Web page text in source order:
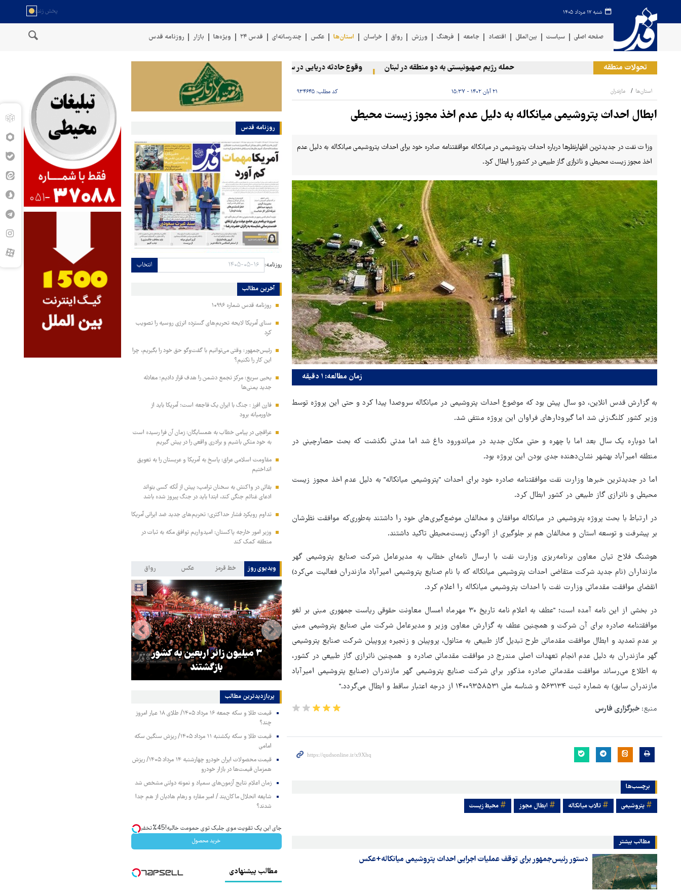
شنبه ۱۷ مرداد ۱۴۰۵
صفحه اصلی سیاست بین‌الملل اقتصاد جامعه فرهنگ ورزش رواق خراسان استان‌ها عکس چندرسانه‌ای قدس ۲۴ ویژه‌ها بازار روزنامه قدس
تحولات منطقه حمله رژیم صهیونیستی به دو منطقه در لبنان وقوع حادثه دریایی در سواحل عمان سخنگوی نیروهای مسلح یمن: کشتی نفتی عربستان را با موشک بالستیک هدف قرار
استان‌ها مازندران ۲۱ آبان ۱۴۰۲ - ۱۵:۳۷ کد مطلب: ۹۳۴۶۴۵
ابطال احداث پتروشیمی میانکاله به دلیل عدم اخذ مجوز زیست محیطی
وزا ت نفت در جدیدترین اظهارنظرها درباره احداث پتروشیمی در میانکاله موافقتنامه صادره خود برای احداث پتروشیمی میانکاله به دلیل عدم
اخذ مجوز زیست محیطی و ناترازی گاز طبیعی در کشور را ابطال کرد.
زمان مطالعه: ۱ دقیقه
به گزارش قدس انلاین،‌ دو سال پیش بود که موضوع احداث پتروشیمی در میانکاله سروصدا پیدا کرد و حتی این پروژه توسط
وزیر کشور کلنگ‌زنی شد اما گیرودارهای فراوان این پروژه منتفی شد.
اما دوباره یک سال بعد اما با چهره و حتی مکان جدید در میاندورود داغ شد اما مدتی نگذشت که بحث حصارچینی در
منطقه امیرآباد بهشهر نشان‌دهنده جدی بودن این پروژه بود.
اما در جدیدترین خبرها وزارت نفت موافقتنامه صادره خود برای احداث "پتروشیمی میانکاله" به دلیل عدم اخذ مجوز زیست
محیطی و ناترازی گاز طبیعی در کشور ابطال کرد.
در ارتباط با بحث پروژه پتروشیمی در میانکاله موافقان و مخالفان موضع‌گیری‌های خود را داشتند به‌طوری‌که موافقت نظرشان
بر پیشرفت و توسعه استان و مخالفان هم بر جلوگیری از آلودگی زیست‌محیطی تاکید داشتند.
هوشنگ فلاح تیان معاون برنامه‌ریزی وزارت نفت با ارسال نامه‌ای خطاب به مدیرعامل شرکت صنایع پتروشیمی گهر
مازنداران (نام جدید شرکت متقاضی احداث پتروشیمی میانکاله که با نام صنایع پتروشیمی امیرآباد مازندران فعالیت می‌کرد)
انقضای موافقت مقدماتی وزارت نفت با احداث پتروشیمی میانکاله را اعلام کرد.
در بخشی از این نامه آمده است؛ "عطف به اعلام نامه تاریخ ۳۰ مهرماه امسال معاونت حقوقی ریاست جمهوری مبنی بر لغو
موافقتنامه صادره برای آن شرکت و همچنین عطف به گزارش معاون وزیر و مدیرعامل شرکت ملی صنایع پتروشیمی مبنی
بر عدم تمدید و ابطال موافقت مقدماتی طرح تبدیل گاز طبیعی به متانول، پروپیلن و زنجیره پروپیلن شرکت صنایع پتروشیمی
گهر مازندران به‌ دلیل عدم انجام تعهدات اصلی مندرج در موافقت مقدماتی صادره و همچنین ناترازی گاز طبیعی در کشور،
به اطلاع می‌رساند موافقت مقدماتی صادره مذکور برای شرکت صنایع پتروشیمی گهر مازندران (صنایع پتروشیمی امیرآباد
مازندران سابق) به شماره ثبت ۵۶۳۱۳۴ و شناسه ملی ۱۴۰۰۹۳۵۸۵۳۱ از درجه اعتبار ساقط و ابطال می‌گردد."
منبع: خبرگزاری فارس
برچسب‌ها
پتروشیمی تالاب میانکاله ابطال مجوز محیط زیست
مطالب بیشتر
دستور رئیس‌جمهور برای توقف عملیات اجرایی احداث پتروشیمی میانکاله+عکس
روزنامه قدس
روزنامه: انتخاب
آخرین مطالب
روزنامه قدس شماره ۱۰۹۹۶
سنای آمریکا لایحه تحریم‌های گسترده انرژی روسیه را تصویب
کرد
رئیس‌جمهور: وقتی می‌توانیم با گفت‌وگو حق خود را بگیریم، چرا
این کار را نکنیم؟
یحیی سریع: مرکز تجمع دشمن را هدف قرار دادیم؛ معادله
جدید یمنی‌ها
فارن افرز : جنگ با ایران یک فاجعه است؛ آمریکا باید از
خاورمیانه برود
عراقچی در پیامی خطاب به همسایگان: زمان آن فرا رسیده است
به خود متکی باشیم و برادری واقعی را در پیش گیریم
مقاومت اسلامی عراق: پاسخ به آمریکا و عربستان را به تعویق
انداختیم
بقائی در واکنش به سخنان ترامپ: پیش از آنکه کسی بتواند
ادعای غنائم جنگی کند، ابتدا باید در جنگ پیروز شده باشد
تداوم رویکرد فشار حداکثری؛ تحریم‌های جدید ضد ایرانی آمریکا
وزیر امور خارجه پاکستان: امیدواریم توافق مکه به ثبات در
منطقه کمک کند
ویدیوی روز خط قرمز عکس رواق
هماهنگی محور مقاومت، آمریکا را
در منطقه درمانده کرد
ترامپ نماد فساد، اقتدارگرایی و
جنگ‌طلبی است!
۳ میلیون زائر اربعین به کشور
بازگشتند
پربازدیدترین‌ مطالب
قیمت طلا و سکه جمعه ۱۶ مرداد ۱۴۰۵/ طلای ۱۸ عیار امروز
چند؟
قیمت طلا و سکه یکشنبه ۱۱ مرداد ۱۴۰۵/ ریزش سنگین سکه
امامی
قیمت محصولات ایران خودرو چهارشنبه ۱۴ مرداد ۱۴۰۵/ ریزش
همزمان قیمت‌ها در بازار خودرو
زمان اعلام نتایج آزمون‌های سمپاد و نمونه دولتی مشخص شد
شایعه انحلال ماکان‌بند / امیر مقاره و رهام هادیان از هم جدا
شدند؟
جای این پک تقویت موی جلبک توی حمومت خالیه!45%تخفیف
خرید محصول
مطالب پیشنهادی